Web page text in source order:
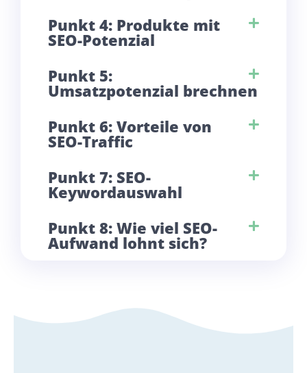
Punkt 4: Produkte mit
SEO-Potenzial
Punkt 5:
Umsatzpotenzial brechnen
Punkt 6: Vorteile von
SEO-Traffic
Punkt 7: SEO-
Keywordauswahl
Punkt 8: Wie viel SEO-
Aufwand lohnt sich?